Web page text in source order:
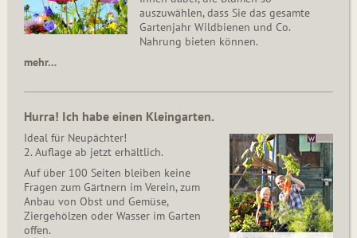
auszuwählen, dass Sie das gesamte
Gartenjahr Wildbienen und Co.
Nahrung bieten können.
mehr…
Hurra! Ich habe einen Kleingarten.
Ideal für Neupächter!
2. Auflage ab jetzt erhältlich.
Auf über 100 Seiten bleiben keine
Fragen zum Gärtnern im Verein, zum
Anbau von Obst und Gemüse,
Ziergehölzen oder Wasser im Garten
offen.